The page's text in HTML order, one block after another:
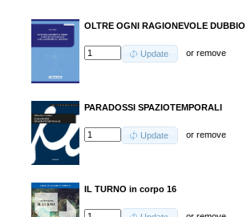
OLTRE OGNI RAGIONEVOLE DUBBIO
Update orremove
PARADOSSI SPAZIOTEMPORALI
Update orremove
IL TURNO in corpo 16